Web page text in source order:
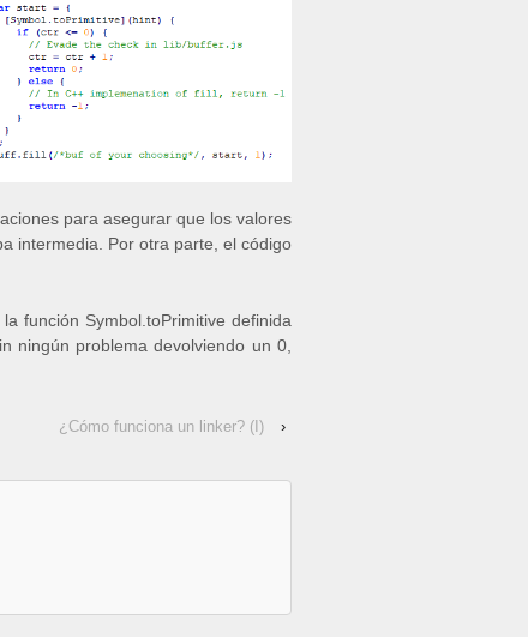
para asegurar que los valores
intermedia. Por otra parte, el código
función Symbol.toPrimitive definida
ningún problema devolviendo un 0,
¿Cómo funciona un linker? (I) ›